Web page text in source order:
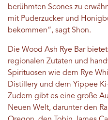
berühmten Scones zu
mit Puderzucker und
bekommen“, sagt Shon.
Die Wood Ash Rye Bar
regionalen Zutaten und
Spirituosen wie dem Rye
Distillery und dem Yippee
Zudem gibt es eine große
Neuen Welt, darunter den